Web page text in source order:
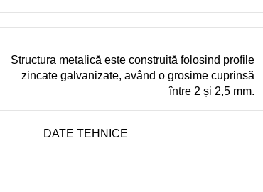
Structura metalică este construită folosind profile
zincate galvanizate, având o grosime cuprinsă
între 2 și 2,5 mm.
DATE TEHNICE